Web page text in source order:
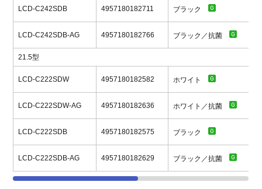
LCD-C242SDB 4957180182711 ブラック
LCD-C242SDB-AG 4957180182766 ブラック／抗菌
21.5型
LCD-C222SDW 4957180182582 ホワイト
LCD-C222SDW-AG 4957180182636 ホワイト／抗菌
LCD-C222SDB 4957180182575 ブラック
LCD-C222SDB-AG 4957180182629 ブラック／抗菌